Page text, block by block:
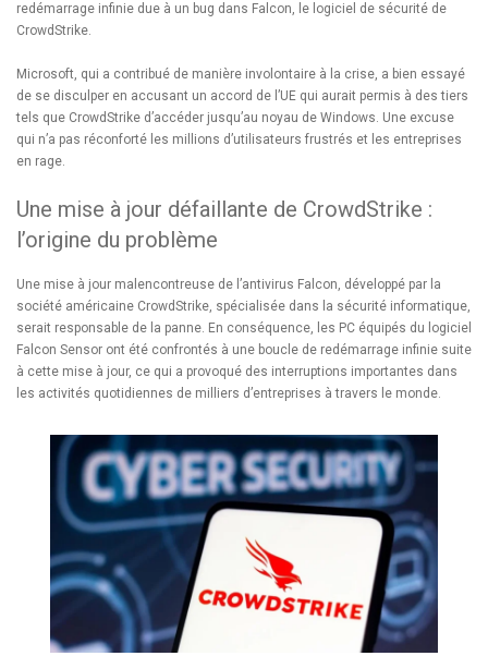
redémarrage infinie due à un bug dans Falcon, le logiciel de sécurité de
CrowdStrike.
Microsoft, qui a contribué de manière involontaire à la crise, a bien essayé
de se disculper en accusant un accord de l’UE qui aurait permis à des tiers
tels que CrowdStrike d’accéder jusqu’au noyau de Windows. Une excuse
qui n’a pas réconforté les millions d’utilisateurs frustrés et les entreprises
en rage.
Une mise à jour défaillante de CrowdStrike :
l’origine du problème
Une mise à jour malencontreuse de l’antivirus Falcon, développé par la
société américaine CrowdStrike, spécialisée dans la sécurité informatique,
serait responsable de la panne. En conséquence, les PC équipés du logiciel
Falcon Sensor ont été confrontés à une boucle de redémarrage infinie suite
à cette mise à jour, ce qui a provoqué des interruptions importantes dans
les activités quotidiennes de milliers d’entreprises à travers le monde.